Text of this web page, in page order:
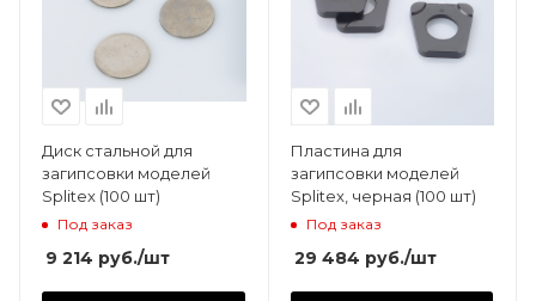
Диск стальной для
загипсовки моделей
Splitex (100 шт)
Под заказ
9 214 руб./шт
Пластина для
загипсовки моделей
Splitex, черная (100 шт)
Под заказ
29 484 руб./шт